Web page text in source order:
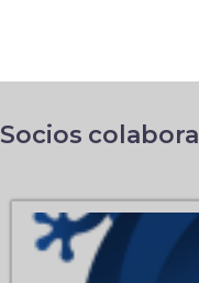
Socios